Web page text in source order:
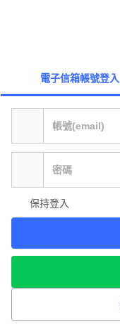
電子信箱帳號登入
保持登入